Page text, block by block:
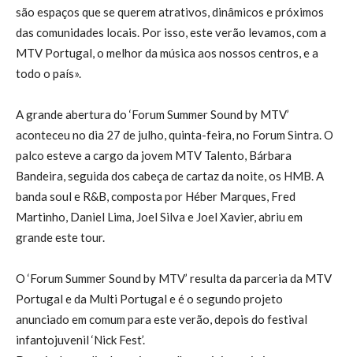
são espaços que se querem atrativos, dinâmicos e próximos
das comunidades locais. Por isso, este verão levamos, com a
MTV Portugal, o melhor da música aos nossos centros, e a
todo o país».
A grande abertura do ‘Forum Summer Sound by MTV’
aconteceu no dia 27 de julho, quinta-feira, no Forum Sintra. O
palco esteve a cargo da jovem MTV Talento, Bárbara
Bandeira, seguida dos cabeça de cartaz da noite, os HMB. A
banda soul e R&B, composta por Héber Marques, Fred
Martinho, Daniel Lima, Joel Silva e Joel Xavier, abriu em
grande este tour.
O ‘Forum Summer Sound by MTV’ resulta da parceria da MTV
Portugal e da Multi Portugal e é o segundo projeto
anunciado em comum para este verão, depois do festival
infantojuvenil ‘Nick Fest’.